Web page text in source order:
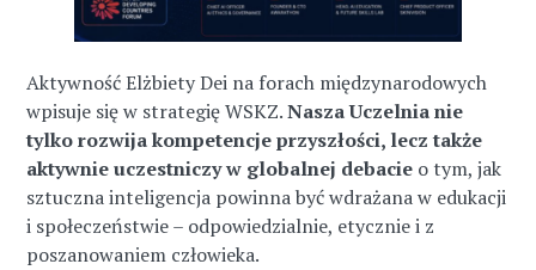
Aktywność Elżbiety Dei na forach międzynarodowych
wpisuje się w strategię WSKZ.Nasza Uczelnia nie
tylko rozwija kompetencje przyszłości, lecz także
aktywnie uczestniczy w globalnej debacie o tym, jak
sztuczna inteligencja powinna być wdrażana w edukacji
i społeczeństwie – odpowiedzialnie, etycznie i z
poszanowaniem człowieka.